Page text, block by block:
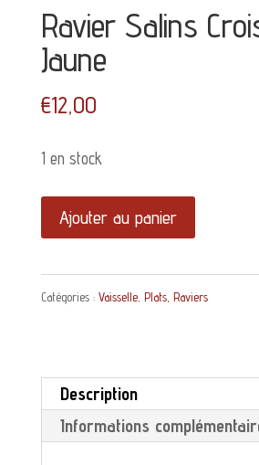
Ravier Salins
Jaune
€12,00
1 en stock
quantité
de
Ravier
Salins
Jaune
Ajouter au panier
Catégories : Vaisselle, Plats, Raviers
Description
Informations